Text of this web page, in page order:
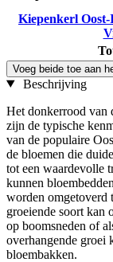
Kiepenkerl
Voeg beide toe aan
Beschrijving
Het donkerrood van
zijn de typische
van de populaire
de bloemen die
tot een waardevolle
kunnen
worden omgetoverd
groeiende soort kan
op boomsneden of
overhangende groei
bloembakken.